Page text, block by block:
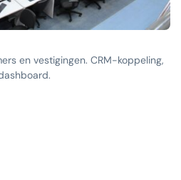
en vestigingen. CRM-koppeling,